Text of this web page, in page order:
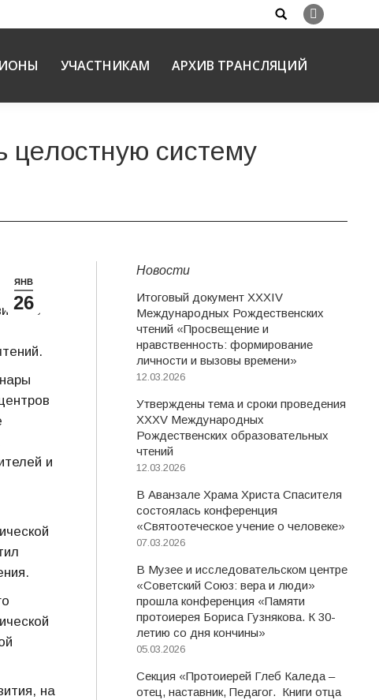
Search:
Вконтакте
УЧАСТНИКАМ АРХИВ ТРАНСЛЯЦИЙ
целостную систему
ЯНВ
26в
и
на
Новости
Итоговый документ XXХIV
Международных Рождественских
чтений «Просвещение и
нравственность: формирование
личности и вызовы времени»
12.03.2026
Утверждены тема и сроки проведения
XXXV Международных
Рождественских образовательных
чтений
12.03.2026
В Аванзале Храма Христа Спасителя
состоялась конференция
«Святоотеческое учение о человеке»
07.03.2026
В Музее и исследовательском центре
«Советский Союз: вера и люди»
прошла конференция «Памяти
протоиерея Бориса Гузнякова. К 30-
летию со дня кончины»
05.03.2026
Секция «Протоиерей Глеб Каледа –
отец, наставник, Педагог. Книги отца